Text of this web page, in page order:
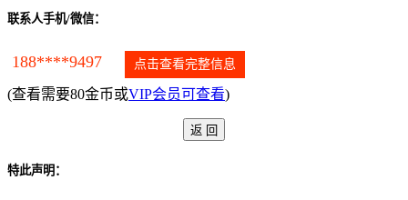
联系人手机/微信：
188****9497 点击查看完整信息
(查看需要80金币或VIP会员可查看)
特此声明：